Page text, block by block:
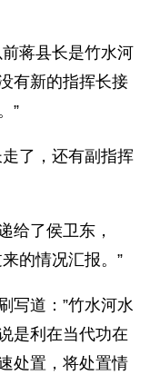
蒋县长是竹水河
有新的指挥长接
”
了，还有副指挥
给了侯卫东，
的情况汇报。”
写道：”竹水河水
是利在当代功在
处置，将处置情